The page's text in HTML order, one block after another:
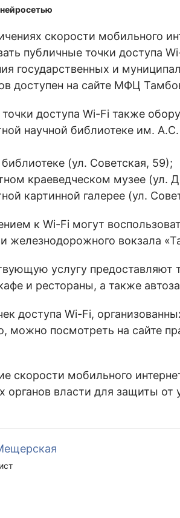
скорости мобильного
публичные точки доступа
государственных и
доступен на сайте МФЦ
доступа Wi-Fi также
научной библиотеке им.
(ул. Советская, 59);
краеведческом музее (ул.
картинной галерее (ул.
к Wi-Fi могут
железнодорожного вокзала
услугу предоставляют
и рестораны, а также
доступа Wi-Fi,
можно посмотреть на сайте
скорости мобильного
власти для защиты от